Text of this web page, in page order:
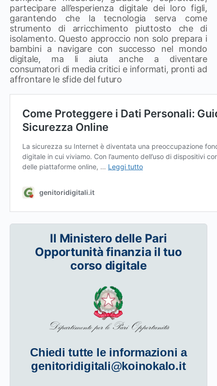
partecipare all’esperienza digitale dei loro figli,
garantendo che la tecnologia serva come
strumento di arricchimento piuttosto che di
isolamento. Questo approccio non solo prepara i
bambini a navigare con successo nel mondo
digitale, ma li aiuta anche a diventare
consumatori di media critici e informati, pronti ad
affrontare le sfide del futuro
Il Ministero delle Pari
Opportunità finanzia il tuo
corso digitale
Chiedi tutte le informazioni a
genitoridigitali@koinokalo.it